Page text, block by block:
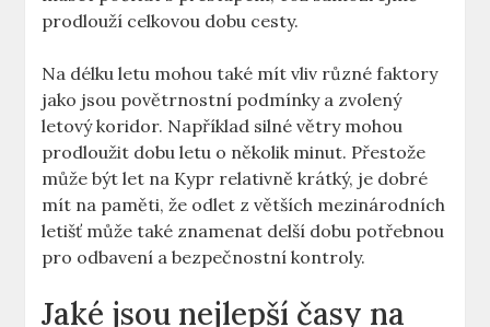
prodlouží celkovou dobu cesty.
Na délku letu mohou také mít vliv různé faktory
jako jsou povětrnostní podmínky a zvolený
letový koridor. Například silné větry mohou
prodloužit dobu letu o několik minut. Přestože
může být let na Kypr relativně krátký, je dobré
mít na paměti, že odlet z větších mezinárodních
letišť může také znamenat delší dobu potřebnou
pro odbavení a bezpečnostní kontroly.
Jaké jsou nejlepší časy na